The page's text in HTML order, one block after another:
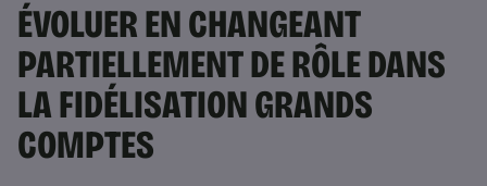
ÉVOLUER EN CHANGEANT
PARTIELLEMENT DE RÔLE DANS
LA FIDÉLISATION GRANDS
COMPTES